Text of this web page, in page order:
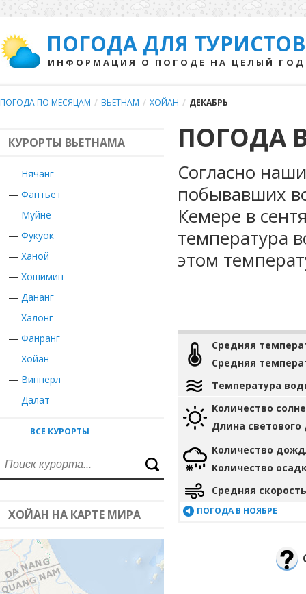
ПОГОДА ДЛЯ ТУРИСТОВ
ИНФОРМАЦИЯ О ПОГОДЕ НА ЦЕЛЫЙ ГОД
ПОГОДА ПО МЕСЯЦАМ / ВЬЕТНАМ / ХОЙАН / ДЕКАБРЬ
КУРОРТЫ ВЬЕТНАМА
— Нячанг
— Фантьет
— Муйне
— Фукуок
— Ханой
— Хошимин
— Дананг
— Халонг
— Фанранг
— Хойан
— Винперл
— Далат
ВСЕ КУРОРТЫ
ХОЙАН НА КАРТЕ МИРА
ПОГОДА
Согласно
побывавших
Кемере в
температура
этом
Средняя
Средняя
Температура
Количество
Длина светового
Количество
Количество
Средняя
ПОГОДА В НОЯБРЕ